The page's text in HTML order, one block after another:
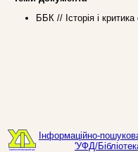
ББК // Історія і критика
Інформаційно-
'УФД/